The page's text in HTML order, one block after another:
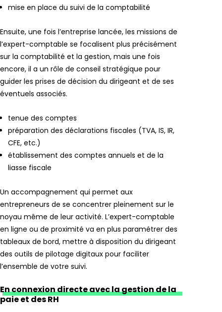
mise en place du suivi de la comptabilité
Ensuite, une fois l’entreprise lancée, les missions de
l’expert-comptable se focalisent plus précisément
sur la comptabilité et la gestion, mais une fois
encore, il a un rôle de conseil stratégique pour
guider les prises de décision du dirigeant et de ses
éventuels associés.
tenue des comptes
préparation des déclarations fiscales (TVA, IS, IR,
CFE, etc.)
établissement des comptes annuels et de la
liasse fiscale
Un accompagnement qui permet aux
entrepreneurs de se concentrer pleinement sur le
noyau même de leur activité. L’expert-comptable
en ligne ou de proximité va en plus paramétrer des
tableaux de bord, mettre à disposition du dirigeant
des outils de pilotage digitaux pour faciliter
l’ensemble de votre suivi.
En connexion directe avec la gestion de la
paie et des RH